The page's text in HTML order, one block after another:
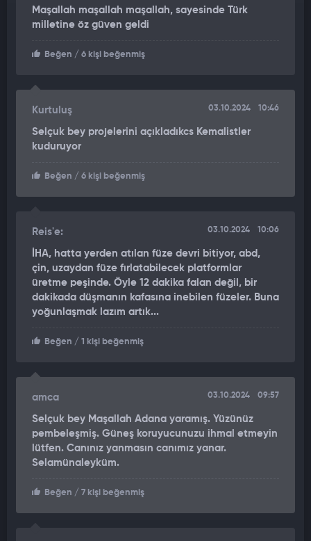
Maşallah maşallah maşallah, sayesinde Türk
milletine öz güven geldi
Beğen / 6 kişi beğenmiş
Kurtuluş 03.10.2024 10:46
Selçuk bey projelerini açıkladıkcs Kemalistler
kuduruyor
Beğen / 6 kişi beğenmiş
Reis'e: 03.10.2024 10:06
İHA, hatta yerden atılan füze devri bitiyor, abd,
çin, uzaydan füze fırlatabilecek platformlar
üretme peşinde. Öyle 12 dakika falan değil, bir
dakikada düşmanın kafasına inebilen füzeler. Buna
yoğunlaşmak lazım artık...
Beğen / 1 kişi beğenmiş
amca 03.10.2024 09:57
Selçuk bey Maşallah Adana yaramış. Yüzünüz
pembeleşmiş. Güneş koruyucunuzu ihmal etmeyin
lütfen. Canınız yanmasın canımız yanar.
Selamünaleyküm.
Beğen / 7 kişi beğenmiş